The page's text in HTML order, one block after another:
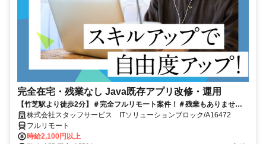
完全在宅・残業なし Java既存アプリ改修・運用
【竹芝駅より徒歩2分】＃完全フルリモート案件！＃残業もありませ
ん！＃Java経験を活かして働くチャンス★
株式会社スタッフサービス ITソリューションブロック/A16472
フルリモート
時給2,100円以上